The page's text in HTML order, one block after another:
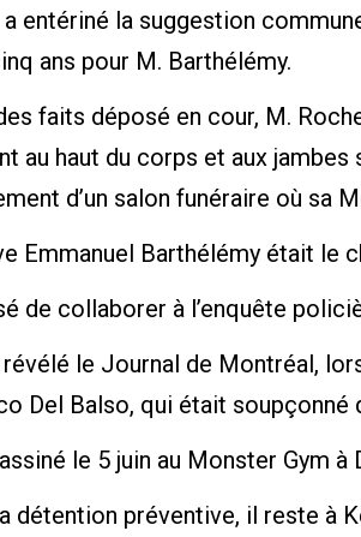
entériné la suggestion
ans pour M. Barthélémy.
faits déposé en cour, M.
au haut du corps et aux
d’un salon funéraire où sa
Emmanuel Barthélémy était le
de collaborer à l’enquête
révélé le Journal de Montréal,
Del Balso, qui était soupçonné
le 5 juin au Monster Gym à
détention préventive, il reste à